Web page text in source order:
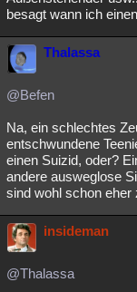
besagt wann ich
Thalassa
@Befen
Na, ein schlechtes
entschwundene
einen Suizid, oder?
andere ausweglose
sind wohl schon eher
insideman
@Thalassa